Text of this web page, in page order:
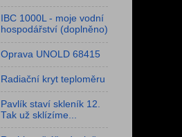
IBC 1000L - moje vodní
hospodářství (doplněno)
Oprava UNOLD 68415
Radiační kryt teploměru
Pavlík staví skleník 12.
Tak už sklízíme...